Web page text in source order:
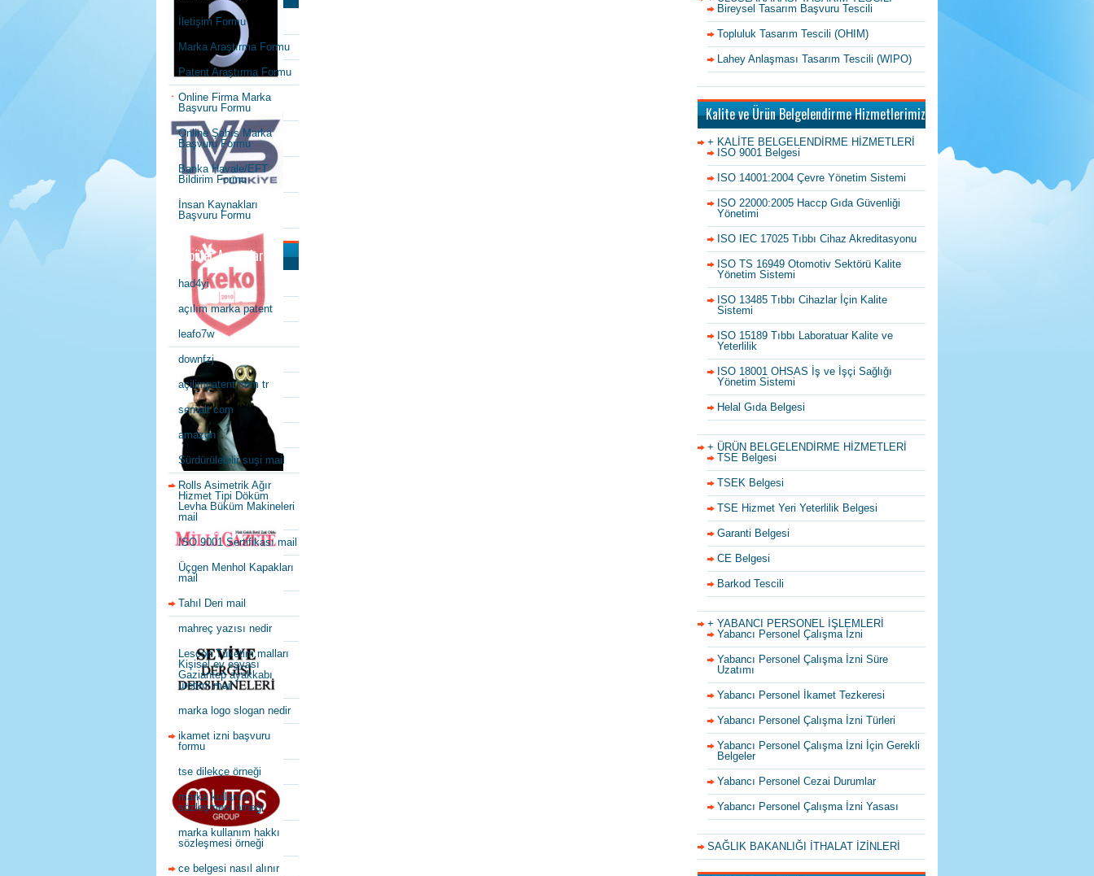
İletişim Formu
Marka Araştırma Formu
Patent Araştırma Formu
Online Firma Marka
Başvuru Formu
Online Şahıs Marka
Başvuru Formu
Banka Havale/EFT
Bildirim Formu
İnsan Kaynakları
Başvuru Formu
Popüler Aramalar
had4yi
açılım marka patent
leafo7w
downfzj
açilimpatent com tr
semalt com
amazon
Sürdürülebilir suşi mail
Rolls Asimetrik Ağır
Hizmet Tipi Döküm
Levha Büküm Makineleri
mail
ISO 9001 Sertifikası mail
Üçgen Menhol Kapakları
mail
Tahıl Deri mail
mahreç yazısı nedir
Lescon Tüketim malları
Kişisel ev eşyası
Gaziantep ayakkabı
üretimi mail
marka logo slogan nedir
ikamet izni başvuru
formu
tse dilekçe örneği
marka kullanım
sözleşmesi örneği
marka kullanım hakkı
sözleşmesi örneği
ce belgesi nasıl alınır
Bireysel Tasarım Başvuru Tescili
Topluluk Tasarım Tescili (OHIM)
Lahey Anlaşması Tasarım Tescili (WIPO)
Kalite ve Ürün Belgelendirme Hizmetlerimiz
+ KALİTE BELGELENDİRME HİZMETLERİ
ISO 9001 Belgesi
ISO 14001:2004 Çevre Yönetim Sistemi
ISO 22000:2005 Haccp Gıda Güvenliği
Yönetimi
ISO IEC 17025 Tıbbı Cihaz Akreditasyonu
ISO TS 16949 Otomotiv Sektörü Kalite
Yönetim Sistemi
ISO 13485 Tıbbı Cihazlar İçin Kalite
Sistemi
ISO 15189 Tıbbı Laboratuar Kalite ve
Yeterlilik
ISO 18001 OHSAS İş ve İşçi Sağlığı
Yönetim Sistemi
Helal Gıda Belgesi
+ ÜRÜN BELGELENDİRME HİZMETLERİ
TSE Belgesi
TSEK Belgesi
TSE Hizmet Yeri Yeterlilik Belgesi
Garanti Belgesi
CE Belgesi
Barkod Tescili
+ YABANCI PERSONEL İŞLEMLERİ
Yabancı Personel Çalışma İzni
Yabancı Personel Çalışma İzni Süre
Uzatımı
Yabancı Personel İkamet Tezkeresi
Yabancı Personel Çalışma İzni Türleri
Yabancı Personel Çalışma İzni İçin Gerekli
Belgeler
Yabancı Personel Cezai Durumlar
Yabancı Personel Çalışma İzni Yasası
SAĞLIK BAKANLIĞI İTHALAT İZİNLERİ